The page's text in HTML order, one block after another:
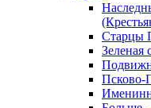
Старцы
Зеленая
Псково-